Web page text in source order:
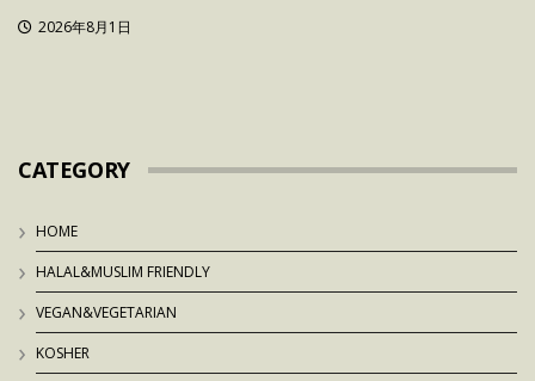
2026年8月1日
CATEGORY
HOME
HALAL&MUSLIM FRIENDLY
VEGAN&VEGETARIAN
KOSHER